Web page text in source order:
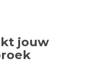
jouw